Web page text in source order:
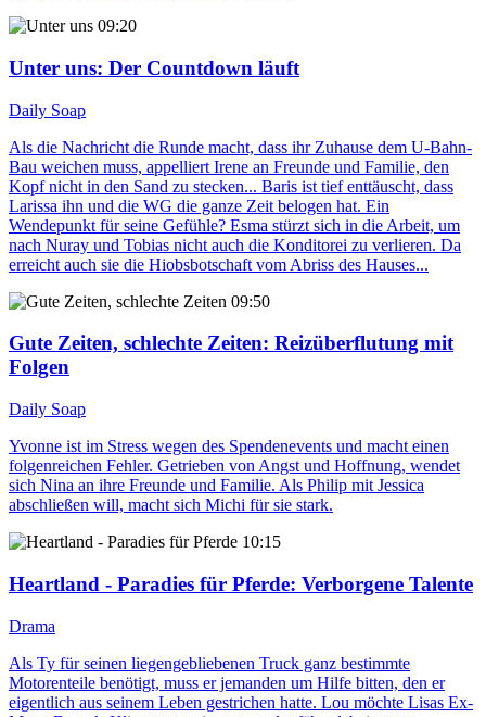
09:20
Unter uns: Der Countdown läuft
Daily Soap
Als die Nachricht die Runde macht, dass ihr Zuhause dem U-Bahn-
Bau weichen muss, appelliert Irene an Freunde und Familie, den
Kopf nicht in den Sand zu stecken... Baris ist tief enttäuscht, dass
Larissa ihn und die WG die ganze Zeit belogen hat. Ein
Wendepunkt für seine Gefühle? Esma stürzt sich in die Arbeit, um
nach Nuray und Tobias nicht auch die Konditorei zu verlieren. Da
erreicht auch sie die Hiobsbotschaft vom Abriss des Hauses...
09:50
Gute Zeiten, schlechte Zeiten: Reizüberflutung mit
Folgen
Daily Soap
Yvonne ist im Stress wegen des Spendenevents und macht einen
folgenreichen Fehler. Getrieben von Angst und Hoffnung, wendet
sich Nina an ihre Freunde und Familie. Als Philip mit Jessica
abschließen will, macht sich Michi für sie stark.
10:15
Heartland - Paradies für Pferde: Verborgene Talente
Drama
Als Ty für seinen liegengebliebenen Truck ganz bestimmte
Motorenteile benötigt, muss er jemanden um Hilfe bitten, den er
eigentlich aus seinem Leben gestrichen hatte. Lou möchte Lisas Ex-